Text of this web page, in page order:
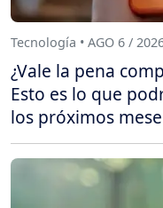
Tecnología • AGO 6 /
¿Vale la pena
Esto es lo que
los próximos